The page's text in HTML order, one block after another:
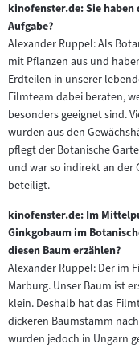
kinofenster.de: Sie
Aufgabe?
Alexander Ruppel: Als
mit Pflanzen aus und
Erdteilen in unserer
Filmteam dabei beraten,
besonders geeignet sind.
wurden aus den
pflegt der Botanische
und war so indirekt an der
beteiligt.
kinofenster.de: Im
Ginkgobaum im
diesen Baum erzählen?
Alexander Ruppel: Der im
Marburg. Unser Baum ist
klein. Deshalb hat das
dickeren Baumstamm
wurden jedoch in Ungarn